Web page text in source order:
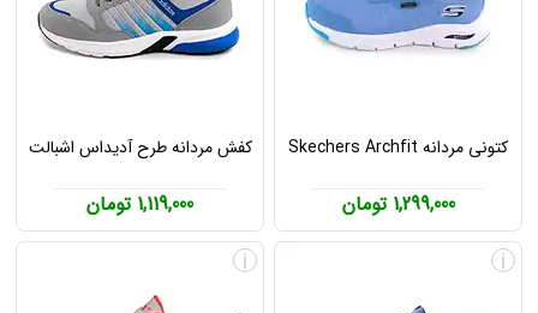
کتونی مردانه Skechers Archfit
1,299,000 تومان
کفش مردانه طرح آدیداس اشبالت
1,119,000 تومان
i
i